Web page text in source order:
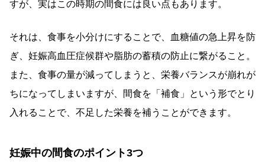
すが、実はこの時期の間食には良い点もあります。
それは、食事を小分けにすることで、血糖値の急上昇を防
ぎ、妊娠高血圧症候群や脂肪の蓄積の防止に繋がること。
また、食事の量が減ってしまうと、栄養バランスが崩れが
ちになってしまいますが、間食を「補食」という形でとり
入れることで、不足した栄養を補うことができます。
妊娠中の間食のポイント3つ